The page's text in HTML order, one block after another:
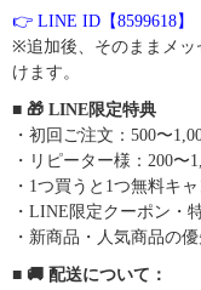
👉 LINE ID【8599618】
※追加後、そのままメッ
けます。
■ 🎁 LINE限定特典
・初回ご注文：500〜
・リピーター様：200〜
・1つ買うと1つ無料キ
・LINE限定クーポン・
・新商品・人気商品の
■ 🚚 配送について：